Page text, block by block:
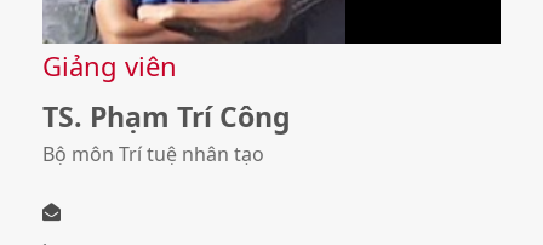
Giảng viên
TS. Phạm Trí Công
Bộ môn Trí tuệ nhân tạo